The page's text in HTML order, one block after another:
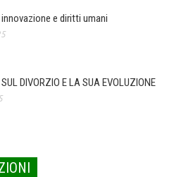
e diritti umani
DIVORZIO E LA SUA EVOLUZIONE